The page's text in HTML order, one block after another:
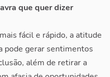
que quer dizer
fácil e rápido, a atitude
pode gerar sentimentos
além de retirar a